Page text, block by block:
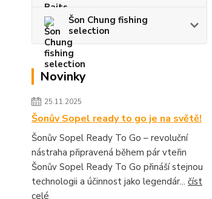
Šon Chung fishing
selection
Novinky
25.11.2025
Šonův Sopel ready to go je na světě!
Šonův Sopel Ready To Go – revoluční
nástraha připravená během pár vteřin
Šonův Sopel Ready To Go přináší stejnou
technologii a účinnost jako legendár... číst
celé